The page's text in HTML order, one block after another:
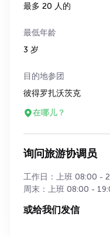
最多 20 人的
最低年龄
3 岁
目的地参团
彼得罗扎沃茨克
在哪儿？
询问旅游协调员
工作日：上班 08:00 -
周末：上班 08:00 -
或给我们发信